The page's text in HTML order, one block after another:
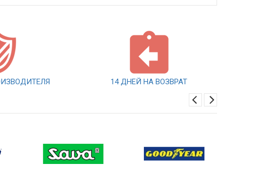
14 ДНЕЙ НА ВОЗВРАТ